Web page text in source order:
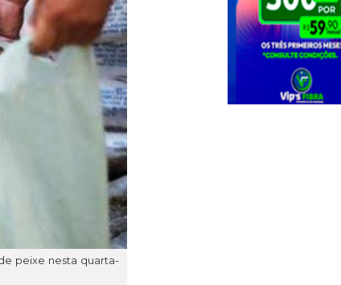
peixe nesta quarta-